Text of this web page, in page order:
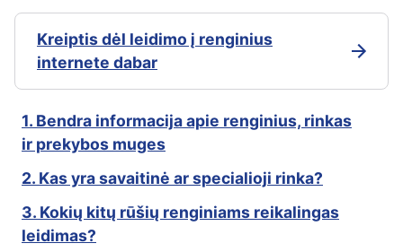
Kreiptis dėl leidimo į renginius
internete dabar
1. Bendra informacija apie renginius, rinkas
ir prekybos muges
2. Kas yra savaitinė ar specialioji rinka?
3. Kokių kitų rūšių renginiams reikalingas
leidimas?